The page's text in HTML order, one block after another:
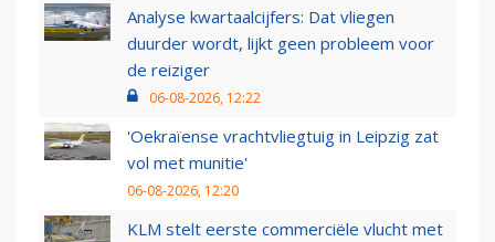
Analyse kwartaalcijfers: Dat vliegen
duurder wordt, lijkt geen probleem voor
de reiziger
06-08-2026, 12:22
'Oekraïense vrachtvliegtuig in Leipzig zat
vol met munitie'
06-08-2026, 12:20
KLM stelt eerste commerciële vlucht met